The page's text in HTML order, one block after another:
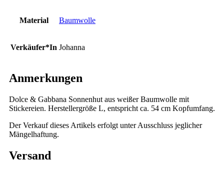
Material Baumwolle
Verkäufer*In Johanna
Anmerkungen
Dolce & Gabbana Sonnenhut aus weißer Baumwolle mit
Stickereien. Herstellergröße L, entspricht ca. 54 cm Kopfumfang.
Der Verkauf dieses Artikels erfolgt unter Ausschluss jeglicher
Mängelhaftung.
Versand